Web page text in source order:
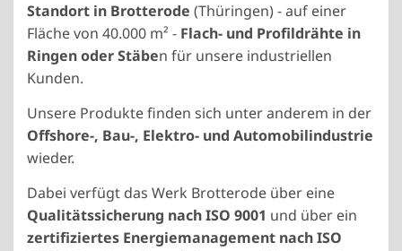
Standort in Brotterode (Thüringen) - auf einer
Fläche von 40.000 m² - Flach- und Profildrähte in
Ringen oder Stäben für unsere industriellen
Kunden.
Unsere Produkte finden sich unter anderem in der
Offshore-, Bau-, Elektro- und Automobilindustrie
wieder.
Dabei verfügt das Werk Brotterode über eine
Qualitätssicherung nach ISO 9001 und über ein
zertifiziertes Energiemanagement nach ISO